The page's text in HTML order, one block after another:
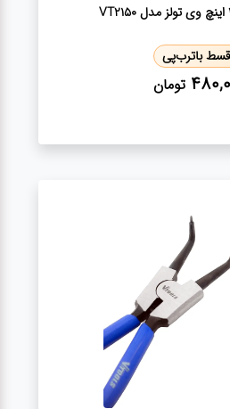
قسط باترب‌پی
تومان